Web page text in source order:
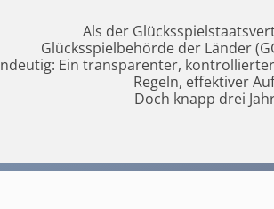
Als der
Glücksspielbehörde der Länder
Ein transparenter,
Regeln, effektiver
Doch knapp drei